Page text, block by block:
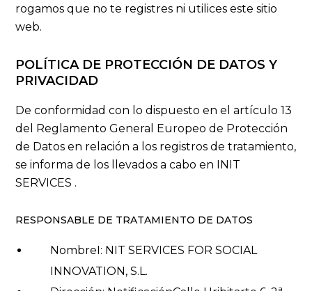
rogamos que no te registres ni utilices este sitio
web.
POLÍTICA DE PROTECCIÓN DE DATOS Y
PRIVACIDAD
De conformidad con lo dispuesto en el artículo 13
del Reglamento General Europeo de Protección
de Datos en relación a los registros de tratamiento,
se informa de los llevados a cabo en INIT
SERVICES .
RESPONSABLE DE TRATAMIENTO DE DATOS
NombreI: NIT SERVICES FOR SOCIAL
INNOVATION, S.L.